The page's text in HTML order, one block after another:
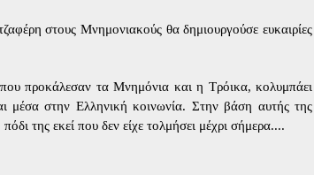
στους Μνημονιακούς θα δημιουργούσε ευκαιρίες
προκάλεσαν τα Μνημόνια και η Τρόικα, κολυμπάει
μέσα στην Ελληνική κοινωνία. Στην βάση αυτής της
της εκεί που δεν είχε τολμήσει μέχρι σήμερα....